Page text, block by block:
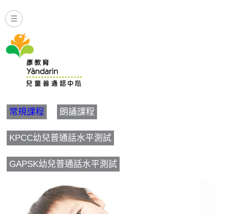
☰
幼兒常規普通話課程 | 彥教育
常規課程 朗誦課程
KPCC幼兒普通話水平測試
GAPSK幼兒普通話水平測試